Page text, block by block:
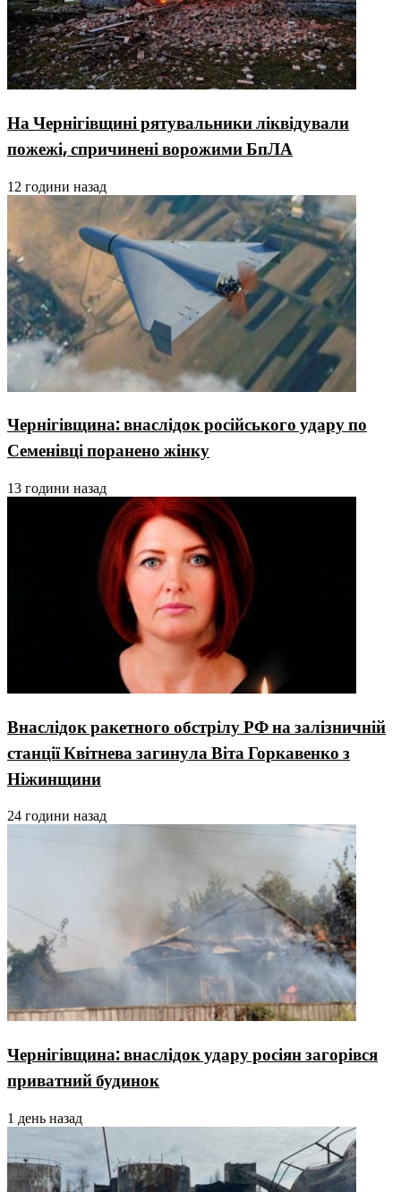
На Чернігівщині рятувальники ліквідували
пожежі, спричинені ворожими БпЛА
12 години назад
Чернігівщина: внаслідок російського удару по
Семенівці поранено жінку
13 години назад
Внаслідок ракетного обстрілу РФ на залізничній
станції Квітнева загинула Віта Горкавенко з
Ніжинщини
24 години назад
Чернігівщина: внаслідок удару росіян загорівся
приватний будинок
1 день назад